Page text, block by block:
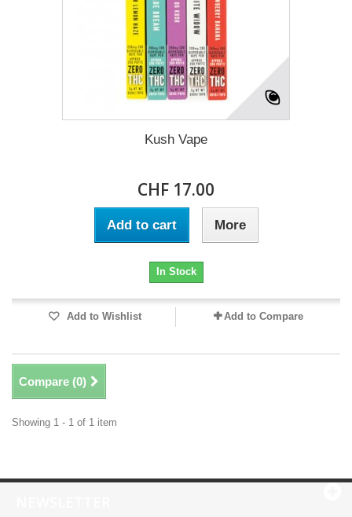
Kush Vape
CHF 17.00
Add to cart More
In Stock
Add to Wishlist Add to Compare
Compare (0)
Showing 1 - 1 of 1 item